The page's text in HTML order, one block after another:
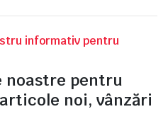
informativ pentru
pentru
noi, vânzări